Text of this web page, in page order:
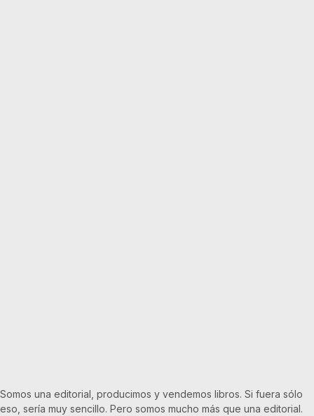
Somos una editorial, producimos y vendemos libros. Si fuera sólo
eso, sería muy sencillo. Pero somos mucho más que una editorial.